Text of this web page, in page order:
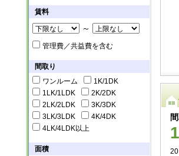
賃料
～
管理費／共益費を含む
間取り
ワンルーム
1K/1DK
1LK/1LDK
2K/2DK
2LK/2LDK
3K/3DK
3LK/3LDK
4K/4DK
4LK/4LDK以上
面積